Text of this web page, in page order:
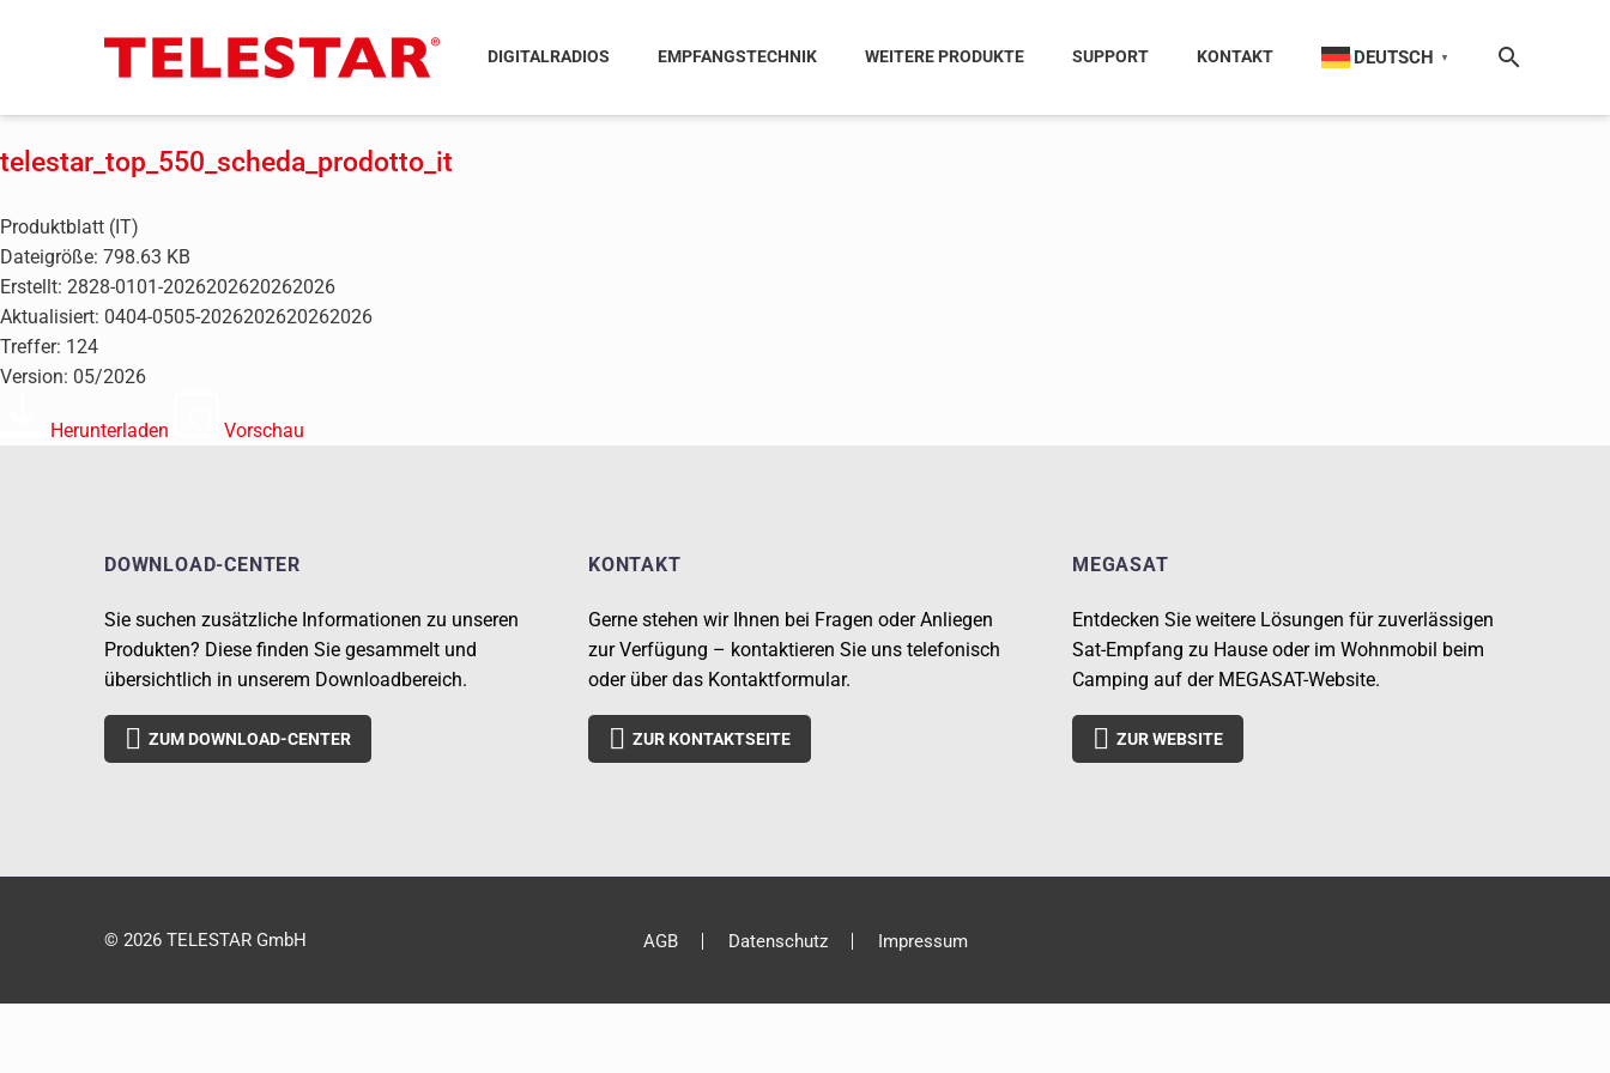
DIGITALRADIOS EMPFANGSTECHNIK WEITERE PRODUKTE SUPPORT KONTAKT DEUTSCH ▼
telestar_top_550_scheda_prodotto_it
Produktblatt (IT)
Dateigröße: 798.63 KB
Erstellt: 2828-0101-2026202620262026
Aktualisiert: 0404-0505-2026202620262026
Treffer: 124
Version: 05/2026
Herunterladen Vorschau
DOWNLOAD-CENTER
Sie suchen zusätzliche Informationen zu unseren
Produkten? Diese finden Sie gesammelt und
übersichtlich in unserem Downloadbereich.
 ZUM DOWNLOAD-CENTER
KONTAKT
Gerne stehen wir Ihnen bei Fragen oder Anliegen
zur Verfügung – kontaktieren Sie uns telefonisch
oder über das Kontaktformular.
 ZUR KONTAKTSEITE
MEGASAT
Entdecken Sie weitere Lösungen für zuverlässigen
Sat-Empfang zu Hause oder im Wohnmobil beim
Camping auf der MEGASAT-Website.
 ZUR WEBSITE
AGB Datenschutz Impressum
© 2026 TELESTAR GmbH